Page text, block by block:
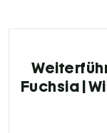
Fuchsia |